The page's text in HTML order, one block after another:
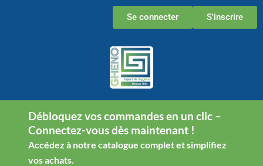
S'inscrire
Se connecter
Débloquez vos commandes en un clic –
Connectez-vous dès maintenant !
Accédez à notre catalogue complet et simplifiez
vos achats.